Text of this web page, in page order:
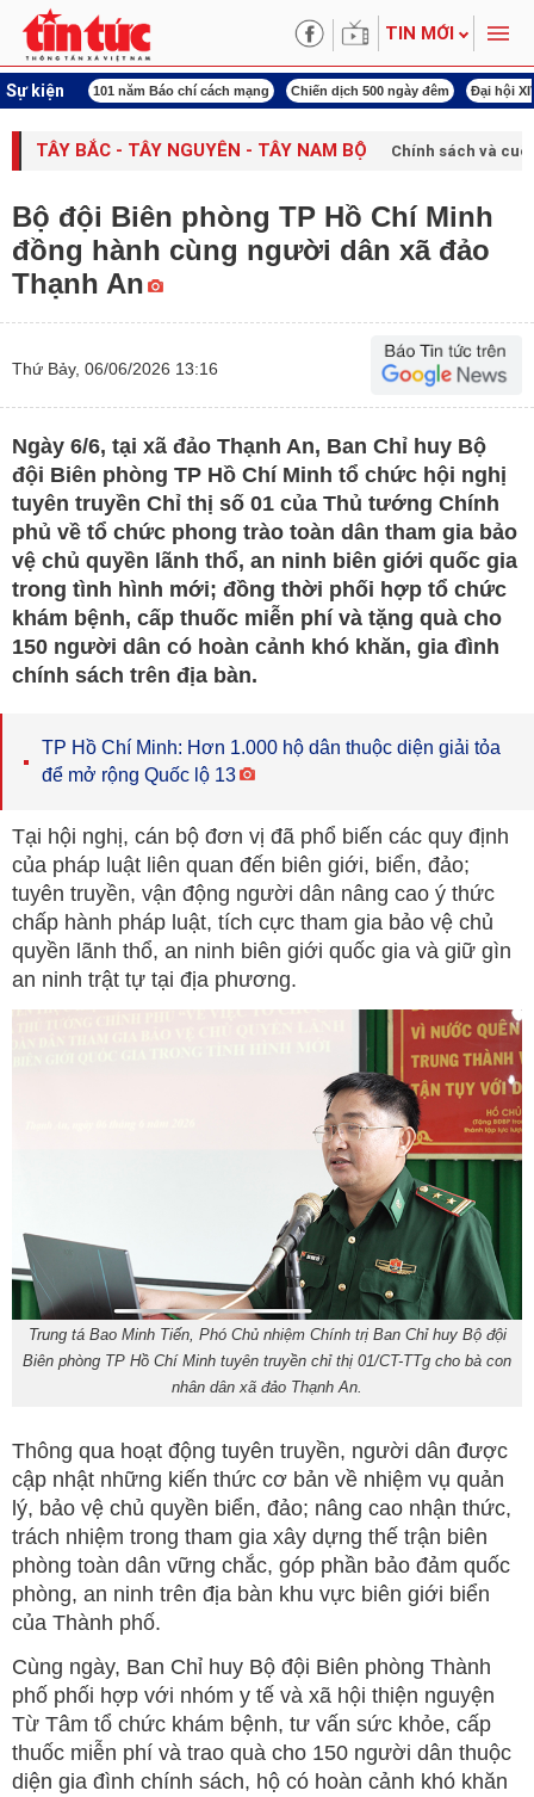
TIN MỚI
Sự kiện
tên Bác 101 năm Báo chí cách mạng Chiến dịch 500 ngày đêm Đại hội
TÂY BẮC - TÂY NGUYÊN - TÂY NAM BỘ Chính sách và
Bộ đội Biên phòng TP Hồ Chí Minh
đồng hành cùng người dân xã đảo
Thạnh An
Thứ Bảy, 06/06/2026 13:16
Ngày 6/6, tại xã đảo Thạnh An, Ban Chỉ huy Bộ
đội Biên phòng TP Hồ Chí Minh tổ chức hội nghị
tuyên truyền Chỉ thị số 01 của Thủ tướng Chính
phủ về tổ chức phong trào toàn dân tham gia bảo
vệ chủ quyền lãnh thổ, an ninh biên giới quốc gia
trong tình hình mới; đồng thời phối hợp tổ chức
khám bệnh, cấp thuốc miễn phí và tặng quà cho
150 người dân có hoàn cảnh khó khăn, gia đình
chính sách trên địa bàn.
TP Hồ Chí Minh: Hơn 1.000 hộ dân thuộc diện giải tỏa
để mở rộng Quốc lộ 13
Tại hội nghị, cán bộ đơn vị đã phổ biến các quy định
của pháp luật liên quan đến biên giới, biển, đảo;
tuyên truyền, vận động người dân nâng cao ý thức
chấp hành pháp luật, tích cực tham gia bảo vệ chủ
quyền lãnh thổ, an ninh biên giới quốc gia và giữ gìn
an ninh trật tự tại địa phương.
Trung tá Bao Minh Tiến, Phó Chủ nhiệm Chính trị Ban Chỉ huy Bộ đội
Biên phòng TP Hồ Chí Minh tuyên truyền chỉ thị 01/CT-TTg cho bà con
nhân dân xã đảo Thạnh An.
Thông qua hoạt động tuyên truyền, người dân được
cập nhật những kiến thức cơ bản về nhiệm vụ quản
lý, bảo vệ chủ quyền biển, đảo; nâng cao nhận thức,
trách nhiệm trong tham gia xây dựng thế trận biên
phòng toàn dân vững chắc, góp phần bảo đảm quốc
phòng, an ninh trên địa bàn khu vực biên giới biển
của Thành phố.
Cùng ngày, Ban Chỉ huy Bộ đội Biên phòng Thành
phố phối hợp với nhóm y tế và xã hội thiện nguyện
Từ Tâm tổ chức khám bệnh, tư vấn sức khỏe, cấp
thuốc miễn phí và trao quà cho 150 người dân thuộc
diện gia đình chính sách, hộ có hoàn cảnh khó khăn